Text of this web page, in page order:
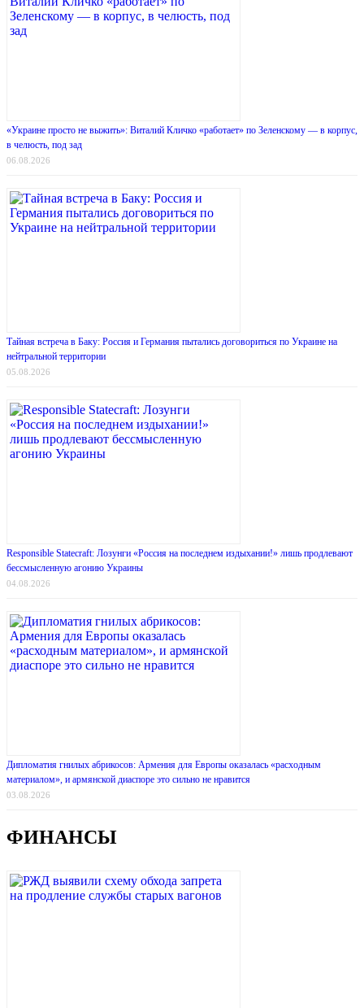
«Украине просто не выжить»: Виталий Кличко «работает» по Зеленскому — в корпус,
в челюсть, под зад
06.08.2026
Тайная встреча в Баку: Россия и Германия пытались договориться по Украине на
нейтральной территории
05.08.2026
Responsible Statecraft: Лозунги «Россия на последнем издыхании!» лишь продлевают
бессмысленную агонию Украины
04.08.2026
Дипломатия гнилых абрикосов: Армения для Европы оказалась «расходным
материалом», и армянской диаспоре это сильно не нравится
03.08.2026
ФИНАНСЫ